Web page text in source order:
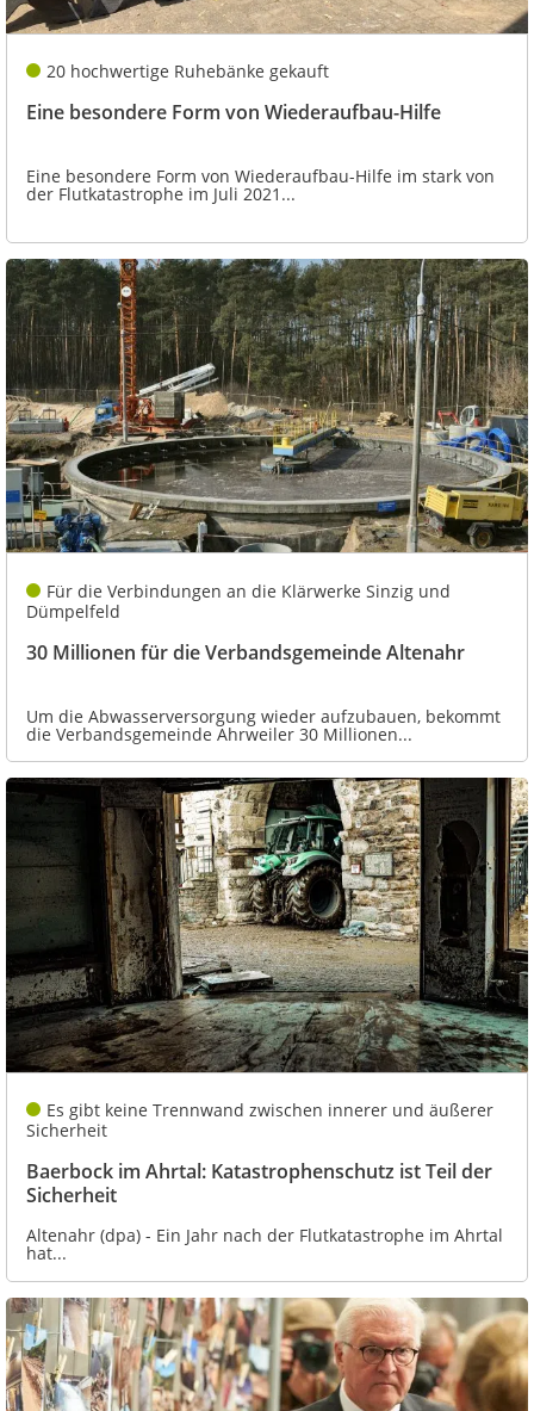
20 hochwertige Ruhebänke gekauft
Eine besondere Form von Wiederaufbau-Hilfe
Eine besondere Form von Wiederaufbau-Hilfe im stark von
der Flutkatastrophe im Juli 2021...
Für die Verbindungen an die Klärwerke Sinzig und
Dümpelfeld
30 Millionen für die Verbandsgemeinde Altenahr
Um die Abwasserversorgung wieder aufzubauen, bekommt
die Verbandsgemeinde Ahrweiler 30 Millionen...
Es gibt keine Trennwand zwischen innerer und äußerer
Sicherheit
Baerbock im Ahrtal: Katastrophenschutz ist Teil der
Sicherheit
Altenahr (dpa) - Ein Jahr nach der Flutkatastrophe im Ahrtal
hat...